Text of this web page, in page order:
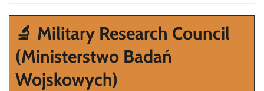
🔬 Military Research Council
(Ministerstwo Badań
Wojskowych)